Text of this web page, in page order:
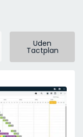
Uden
Tactplan